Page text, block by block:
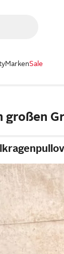
MarkenSale
großen